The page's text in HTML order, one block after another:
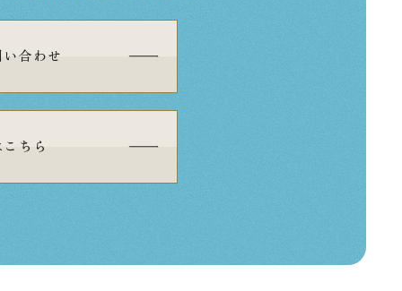
い合わせ
ちら